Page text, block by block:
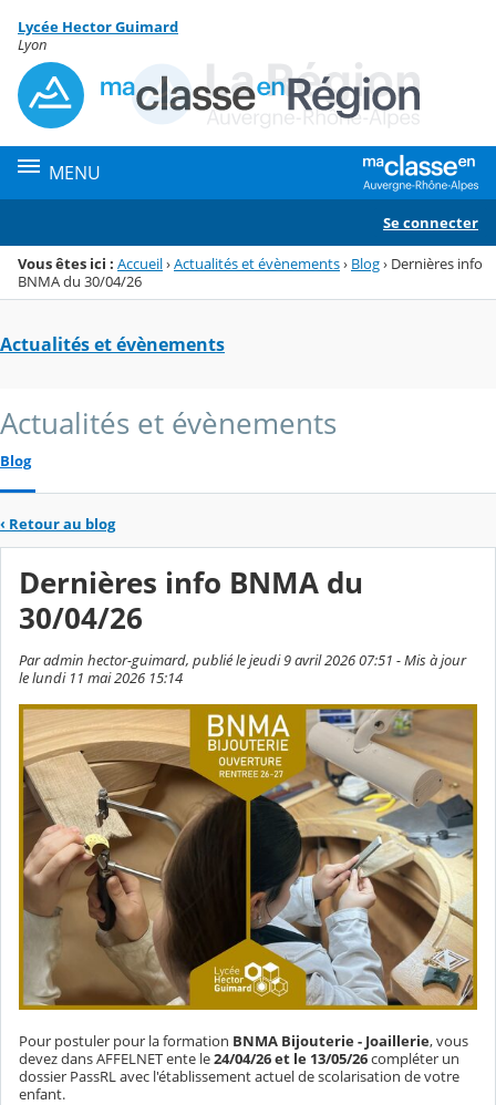
Menu de la rubrique
Contenu
Lycée Hector Guimard
Lyon
MENU
Se connecter
Vous êtes ici : Accueil›Actualités et évènements› Blog› Dernières info
BNMA du 30/04/26
Actualités et évènements
Actualités et évènements
Blog
‹ Retour au blog
Dernières info BNMA du
30/04/26
Par admin hector-guimard, publié le jeudi 9 avril 2026 07:51 - Mis à jour
le lundi 11 mai 2026 15:14
Pour postuler pour la formation BNMA Bijouterie - Joaillerie, vous
devez dans AFFELNET ente le24/04/26 et le 13/05/26compléter un
dossier PassRL avec l'établissement actuel de scolarisation de votre
enfant.